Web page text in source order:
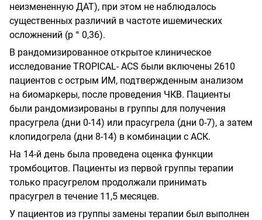
неизмененную ДАТ), при этом не наблюдалось
существенных различий в частоте ишемических
осложнений (р = 0,36).
В рандомизированное открытое клиническое
исследование TROPICAL-ACS были включены 2610
пациентов с острым ИМ, подтвержденным анализом
на биомаркеры, после проведения ЧКВ. Пациенты
были рандомизированы в группы для получения
прасугрела (дни 0-14) или прасугрела (дни 0-7), а затем
клопидогрела (дни 8-14) в комбинации с АСК.
На 14-й день была проведена оценка функции
тромбоцитов. Пациенты из первой группы терапии
только прасугрелом продолжали принимать
прасугрел в течение 11,5 месяцев.
У пациентов из группы замены терапии был выполнен